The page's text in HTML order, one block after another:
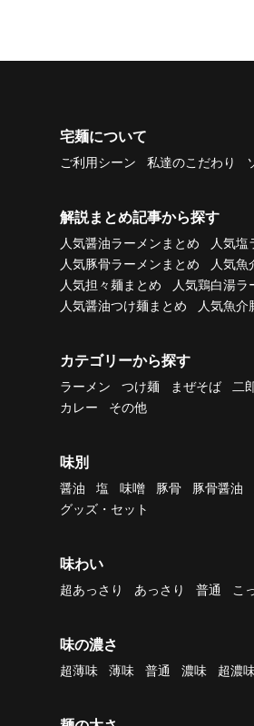
宅麺について
ご利用シーン 私達のこだわり
解説まとめ記事から探す
人気醤油ラーメンまとめ 人気塩
人気豚骨ラーメンまとめ
人気魚
人気担々麺まとめ
人気鶏白湯ラ
人気醤油つけ麺まとめ
人気魚介
カテゴリーから探す
ラーメン つけ麺 まぜそば 二
カレー
その他
味別
醤油 塩 味噌 豚骨 豚骨醤油
グッズ・セット
味わい
超あっさり あっさり 普通 こ
味の濃さ
超薄味 薄味 普通 濃味 超濃